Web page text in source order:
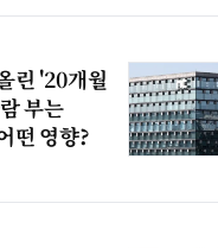
린 '20개월
부는
떤 영향?